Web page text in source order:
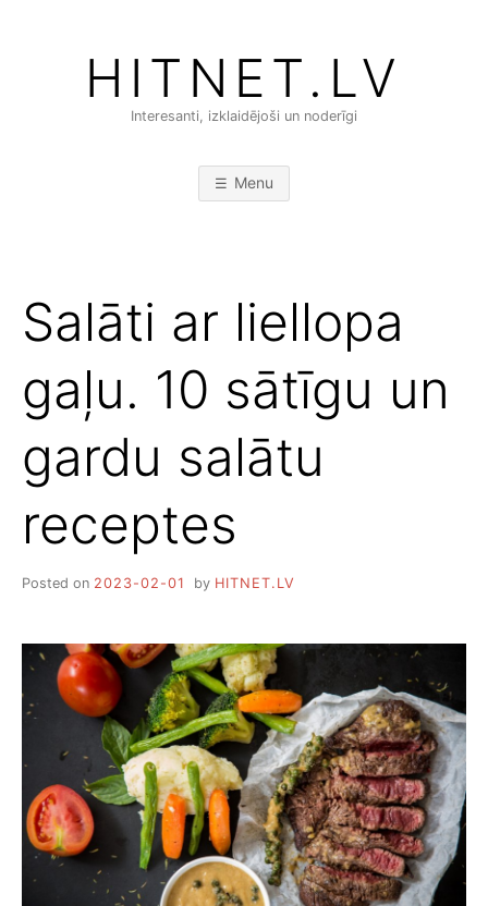
HITNET.LV
Interesanti, izklaidējoši un noderīgi
Menu
Salāti ar liellopa
gaļu. 10 sātīgu un
gardu salātu
receptes
Posted on 2023-02-01 by HITNET.LV